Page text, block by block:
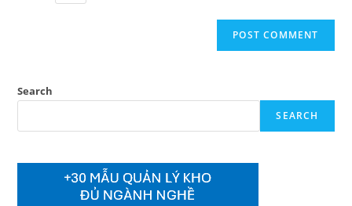
Search
SEARCH